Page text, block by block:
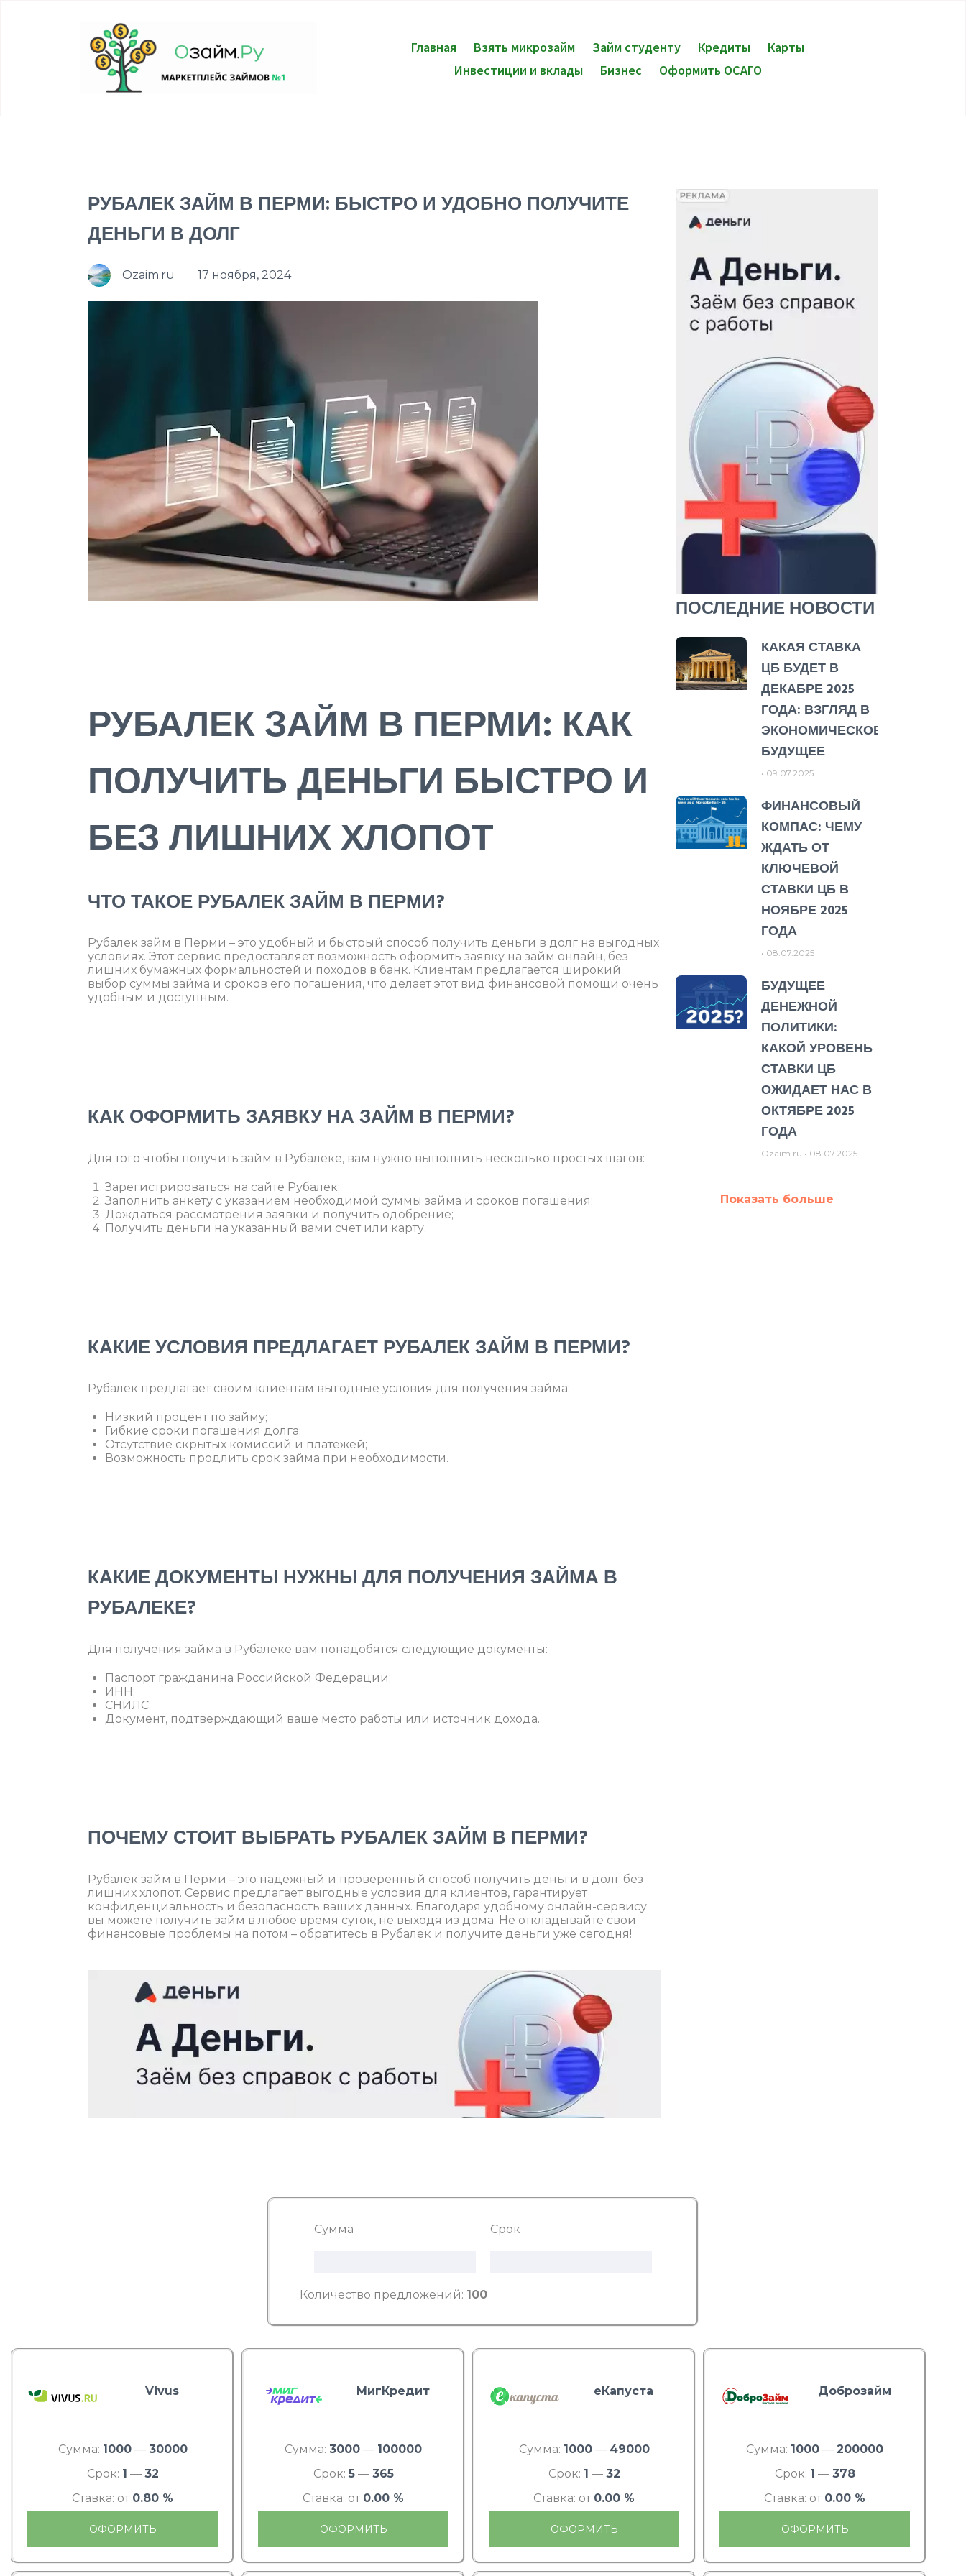
Главная Взять микрозайм Займ студенту Кредиты
Карты
Инвестиции и вклады
Бизнес Оформить ОСАГО
РУБАЛЕК ЗАЙМ В ПЕРМИ: БЫСТРО И УДОБНО ПОЛУЧИТЕ
ДЕНЬГИ В ДОЛГ
Ozaim.ru 17 ноября, 2024
РУБАЛЕК ЗАЙМ В ПЕРМИ: КАК
ПОЛУЧИТЬ ДЕНЬГИ БЫСТРО И
БЕЗ ЛИШНИХ ХЛОПОТ
ЧТО ТАКОЕ РУБАЛЕК ЗАЙМ В ПЕРМИ?
Рубалек займ в Перми – это удобный и быстрый способ получить деньги в долг на выгодных
условиях. Этот сервис предоставляет возможность оформить заявку на займ онлайн, без
лишних бумажных формальностей и походов в банк. Клиентам предлагается широкий
выбор суммы займа и сроков его погашения, что делает этот вид финансовой помощи очень
удобным и доступным.
КАК ОФОРМИТЬ ЗАЯВКУ НА ЗАЙМ В ПЕРМИ?
Для того чтобы получить займ в Рубалеке, вам нужно выполнить несколько простых шагов:
Зарегистрироваться на сайте Рубалек;
Заполнить анкету с указанием необходимой суммы займа и сроков погашения;
Дождаться рассмотрения заявки и получить одобрение;
Получить деньги на указанный вами счет или карту.
КАКИЕ УСЛОВИЯ ПРЕДЛАГАЕТ РУБАЛЕК ЗАЙМ В ПЕРМИ?
Рубалек предлагает своим клиентам выгодные условия для получения займа:
Низкий процент по займу;
Гибкие сроки погашения долга;
Отсутствие скрытых комиссий и платежей;
Возможность продлить срок займа при необходимости.
КАКИЕ ДОКУМЕНТЫ НУЖНЫ ДЛЯ ПОЛУЧЕНИЯ ЗАЙМА В
РУБАЛЕКЕ?
Для получения займа в Рубалеке вам понадобятся следующие документы:
Паспорт гражданина Российской Федерации;
ИНН;
СНИЛС;
Документ, подтверждающий ваше место работы или источник дохода.
ПОЧЕМУ СТОИТ ВЫБРАТЬ РУБАЛЕК ЗАЙМ В ПЕРМИ?
Рубалек займ в Перми – это надежный и проверенный способ получить деньги в долг без
лишних хлопот. Сервис предлагает выгодные условия для клиентов, гарантирует
конфиденциальность и безопасность ваших данных. Благодаря удобному онлайн-сервису
вы можете получить займ в любое время суток, не выходя из дома. Не откладывайте свои
финансовые проблемы на потом – обратитесь в Рубалек и получите деньги уже сегодня!
ПОСЛЕДНИЕ НОВОСТИ
КАКАЯ СТАВКА
ЦБ БУДЕТ В
ДЕКАБРЕ 2025
ГОДА: ВЗГЛЯД В
ЭКОНОМИЧЕСКОЕ
БУДУЩЕЕ
09.07.2025
ФИНАНСОВЫЙ
КОМПАС: ЧЕМУ
ЖДАТЬ ОТ
КЛЮЧЕВОЙ
СТАВКИ ЦБ В
НОЯБРЕ 2025
ГОДА
08.07.2025
БУДУЩЕЕ
ДЕНЕЖНОЙ
ПОЛИТИКИ:
КАКОЙ УРОВЕНЬ
СТАВКИ ЦБ
ОЖИДАЕТ НАС В
ОКТЯБРЕ 2025
ГОДА
Ozaim.ru 08.07.2025
Показать больше
Сумма Срок
Количество предложений: 100
Vivus
Сумма: 1000— 30000
Срок: 1 — 32
Ставка: от 0.80 %
ОФОРМИТЬ
МигКредит
Сумма: 3000 — 100000
Срок: 5— 365
Ставка: от 0.00 %
ОФОРМИТЬ
еКапуста
Сумма: 1000— 49000
Срок: 1 — 32
Ставка: от 0.00 %
ОФОРМИТЬ
Доброзайм
Сумма: 1000 — 200000
Срок: 1 — 378
Ставка: от 0.00 %
ОФОРМИТЬ